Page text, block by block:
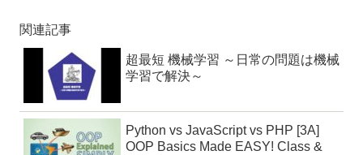
関連記事
超最短 機械学習 ～日常の問題は機械
学習で解決～
Python vs JavaScript vs PHP [3A]
OOP Basics Made EASY! Class &